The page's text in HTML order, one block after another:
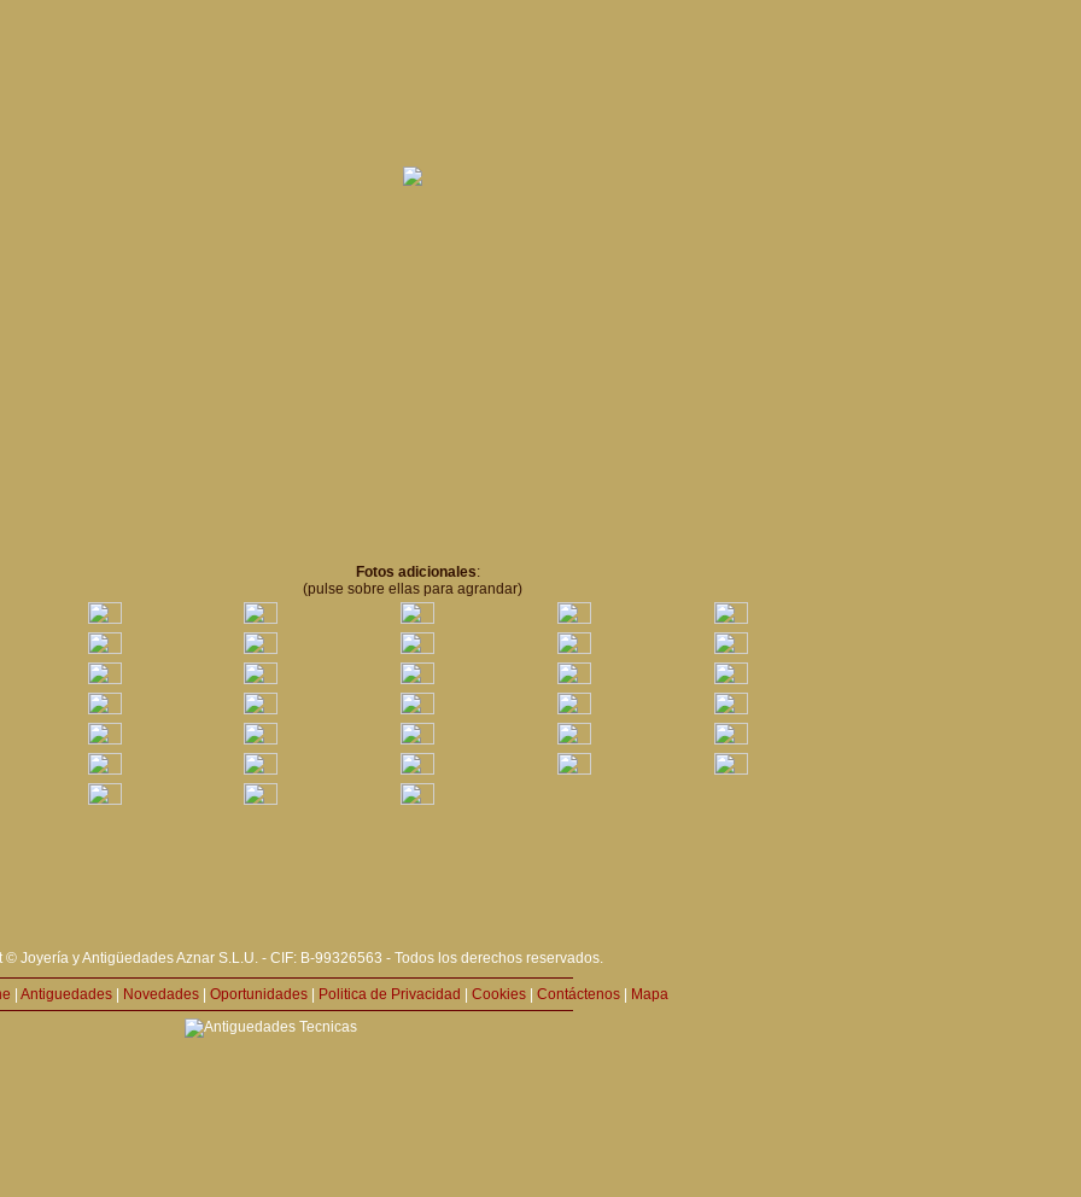
Fotos adicionales:
(pulse sobre ellas para agrandar)
© Joyería y Antigüedades Aznar S.L.U. - CIF: B-99326563 - Todos los derechos reservados.
Antiguedades Novedades Oportunidades Politica de Privacidad Cookies Contáctenos Mapa